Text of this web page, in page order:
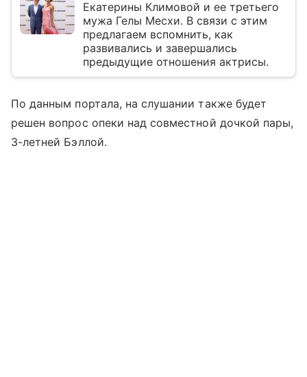
Екатерины Климовой и ее третьего
мужа Гелы Месхи. В связи с этим
предлагаем вспомнить, как
развивались и завершались
предыдущие отношения актрисы.
По данным портала, на слушании также будет
решен вопрос опеки над совместной дочкой пары,
3-летней Бэллой.